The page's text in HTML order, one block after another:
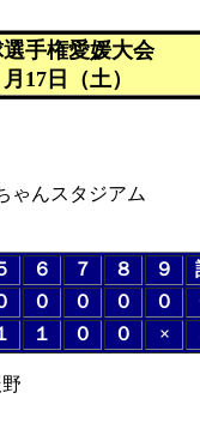
んスタジアム
６ ７ ８ ９
０ ０ ０ ０
１ ０ ０ ×
手権愛媛大会
日（土）